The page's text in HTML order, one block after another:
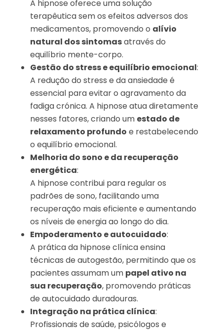
A hipnose oferece uma solução
terapêutica sem os efeitos adversos dos
medicamentos, promovendo o alívio
natural dos sintomasatravés do
equilíbrio mente-corpo.
Gestão do stress e equilíbrio emocional:
A redução do stress e da ansiedade é
essencial para evitar o agravamento da
fadiga crónica. A hipnose atua diretamente
nesses fatores, criando um estado de
relaxamento profundo e restabelecendo
o equilíbrio emocional.
Melhoria do sono e da recuperação
energética:
A hipnose contribui para regular os
padrões de sono, facilitando uma
recuperação mais eficiente e aumentando
os níveis de energia ao longo do dia.
Empoderamento e autocuidado:
A prática da hipnose clínica ensina
técnicas de autogestão, permitindo que os
pacientes assumam um papel ativo na
sua recuperação, promovendo práticas
de autocuidado duradouras.
Integração na prática clínica:
Profissionais de saúde, psicólogos e